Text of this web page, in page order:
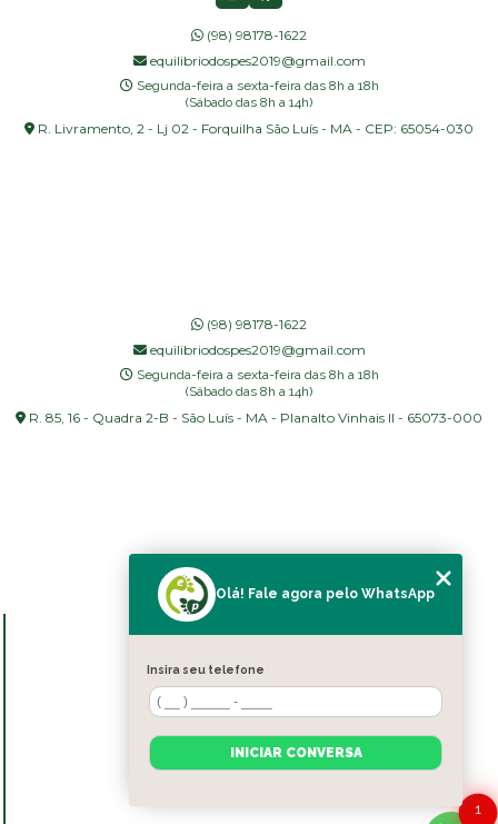
(98) 98178-1622
equilibriodospes2019@gmail.com
Segunda-feira a sexta-feira das 8h a 18h
(Sábado das 8h a 14h)
R. Livramento, 2 - Lj 02 - Forquilha São Luís - MA - CEP: 65054-030
(98) 98178-1622
equilibriodospes2019@gmail.com
Segunda-feira a sexta-feira das 8h a 18h
(Sábado das 8h a 14h)
R. 85, 16 - Quadra 2-B - São Luís - MA - Planalto Vinhais II - 65073-000
SOBRE NÓS
BLOG
CONTATO
1
Olá! Fale agora pelo WhatsApp
Insira seu telefone
INICIAR CONVERSA